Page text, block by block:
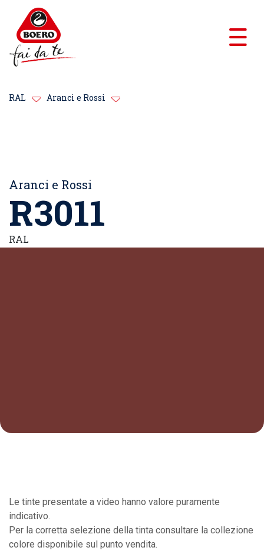
RAL Aranci e Rossi
Aranci e Rossi
R3011
RAL
Le tinte presentate a video hanno valore puramente
indicativo.
Per la corretta selezione della tinta consultare la collezione
colore disponibile sul punto vendita.